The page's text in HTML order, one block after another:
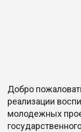
Добро
реализации
молодежных